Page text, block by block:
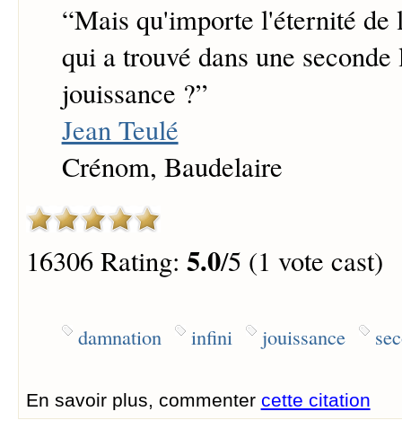
“Mais qu'importe l'éternité de
qui a trouvé dans une
jouissance ?”
Jean Teulé
Crénom, Baudelaire
16306 Rating: 5.0/5 (1 vote cast)
damnation infini jouissance
En savoir plus, commenter cette citation